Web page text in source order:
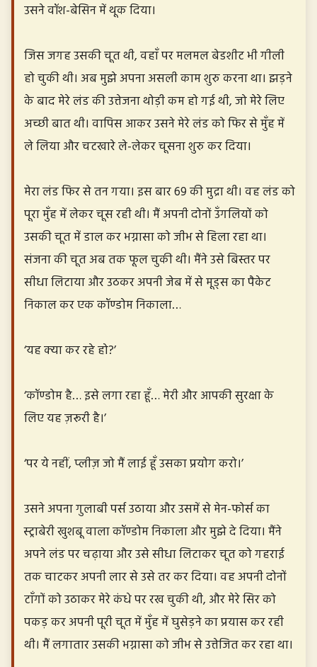
उसने वॉश-बेसिन में थूक दिया।
जिस जगह उसकी चूत थी, वहाँ पर मलमल बेडशीट भी गीली
हो चुकी थी। अब मुझे अपना असली काम शुरु करना था। झड़ने
के बाद मेरे लंड की उत्तेजना थोड़ी कम हो गई थी, जो मेरे लिए
अच्छी बात थी। वापिस आकर उसने मेरे लंड को फिर से मुँह में
ले लिया और चटखारे ले-लेकर चूसना शुरु कर दिया।
मेरा लंड फिर से तन गया। इस बार 69 की मुद्रा थी। वह लंड को
पूरा मुँह में लेकर चूस रही थी। मैं अपनी दोनों उँगलियों को
उसकी चूत में डाल कर भग्नासा को जीभ से हिला रहा था।
संजना की चूत अब तक फूल चुकी थी। मैंने उसे बिस्तर पर
सीधा लिटाया और उठकर अपनी जेब में से मूड्स का पैकेट
निकाल कर एक कॉण्डोम निकाला…
‘यह क्या कर रहे हो?’
‘कॉण्डोम है… इसे लगा रहा हूँ… मेरी और आपकी सुरक्षा के
लिए यह ज़रूरी है।’
‘पर ये नहीं, प्लीज़ जो मैं लाई हूँ उसका प्रयोग करो।’
उसने अपना गुलाबी पर्स उठाया और उसमें से मेन-फोर्स का
स्ट्राबेरी खुशबू वाला कॉण्डोम निकाला और मुझे दे दिया। मैंने
अपने लंड पर चढ़ाया और उसे सीधा लिटाकर चूत को गहराई
तक चाटकर अपनी लार से उसे तर कर दिया। वह अपनी दोनों
टाँगों को उठाकर मेरे कंधे पर रख चुकी थी, और मेरे सिर को
पकड़ कर अपनी पूरी चूत में मुँह में घुसेड़ने का प्रयास कर रही
थी। मैं लगातार उसकी भग्नासा को जीभ से उत्तेजित कर रहा था।